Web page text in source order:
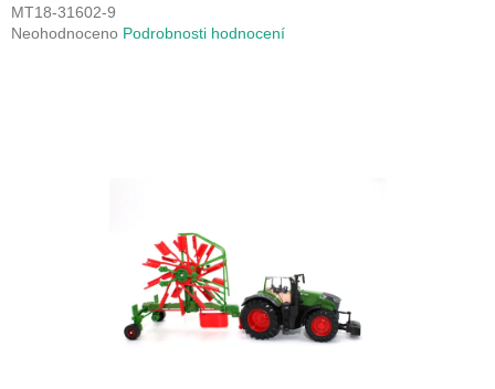
MT18-31602-9
Průměrné
Neohodnoceno Podrobnosti hodnocení